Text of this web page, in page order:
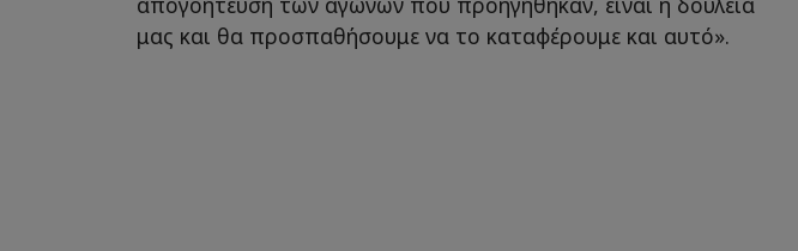
μας και θα προσπαθήσουμε να το καταφέρουμε και αυτό».